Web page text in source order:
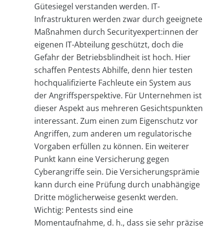
Gütesiegel verstanden werden. IT-
Infrastrukturen werden zwar durch geeignete
Maßnahmen durch Securityexpert:innen der
eigenen IT-Abteilung geschützt, doch die
Gefahr der Betriebsblindheit ist hoch. Hier
schaffen Pentests Abhilfe, denn hier testen
hochqualifizierte Fachleute ein System aus
der Angriffsperspektive. Für Unternehmen ist
dieser Aspekt aus mehreren Gesichtspunkten
interessant. Zum einen zum Eigenschutz vor
Angriffen, zum anderen um regulatorische
Vorgaben erfüllen zu können. Ein weiterer
Punkt kann eine Versicherung gegen
Cyberangriffe sein. Die Versicherungsprämie
kann durch eine Prüfung durch unabhängige
Dritte möglicherweise gesenkt werden.
Wichtig: Pentests sind eine
Momentaufnahme, d. h., dass sie sehr präzise